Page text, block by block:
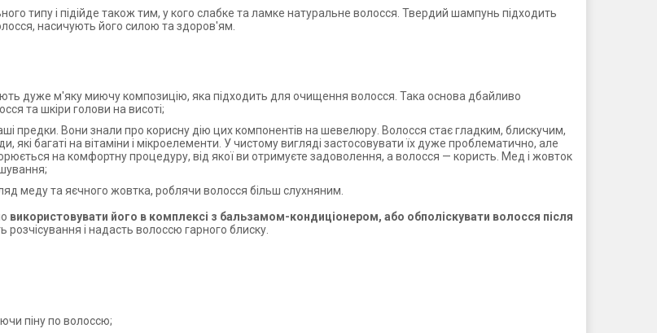
типу і підійде також тим, у кого слабке та ламке натуральне волосся. Твердий шампунь підходить
насичують його силою та здоров'ям.
дуже м'яку миючу композицію, яка підходить для очищення волосся. Така основа дбайливо
та шкіри голови на висоті;
предки. Вони знали про корисну дію цих компонентів на шевелюру. Волосся стає гладким, блискучим,
багаті на вітаміни і мікроелементи. У чистому вигляді застосовувати їх дуже проблематично, але
на комфортну процедуру, від якої ви отримуєте задоволення, а волосся — користь. Мед і жовток
меду та яєчного жовтка, роблячи волосся більш слухняним.
використовувати його в комплексі з бальзамом-кондиціонером, або обполіскувати волосся після
розчісування і надасть волоссю гарного блиску.
піну по волоссю;